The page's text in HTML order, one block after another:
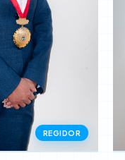
REGIDOR